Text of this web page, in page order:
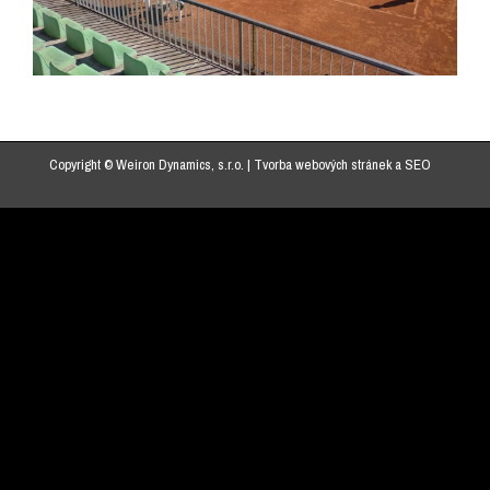
Copyright © Weiron Dynamics, s.r.o. | Tvorba webových stráneka SEO